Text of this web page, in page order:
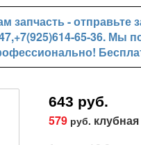
- отправьте
65-36.
643 руб.
579 руб.